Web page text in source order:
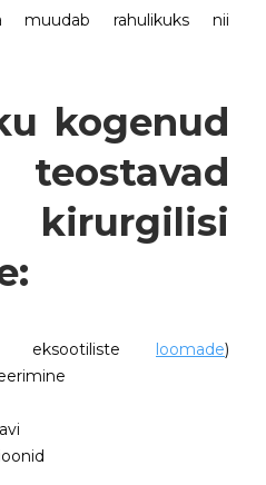
muudab rahulikuks nii
kogenud
eksootiliste loomade)